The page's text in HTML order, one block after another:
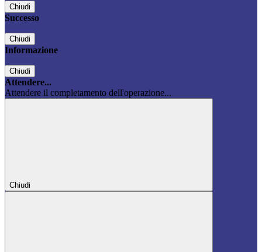
Chiudi
Successo
Chiudi
Informazione
Chiudi
Attendere...
Attendere il completamento dell'operazione...
Chiudi